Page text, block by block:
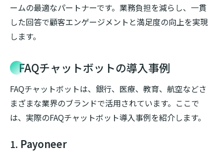
ームの最適なパートナーです。業務負担を減らし、一貫
した回答で顧客エンゲージメントと満足度の向上を実現
します。
FAQチャットボットの導入事例
FAQチャットボットは、銀行、医療、教育、航空などさ
まざまな業界のブランドで活用されています。ここで
は、実際のFAQチャットボット導入事例を紹介します。
1. Payoneer